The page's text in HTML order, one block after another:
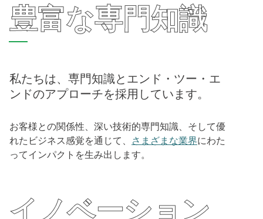
豊富な専門知識
私たちは、専門知識とエンド・ツー・エ
ンドのアプローチを採用しています。
お客様との関係性、深い技術的専門知識、そして優
れたビジネス感覚を通じて、
さまざまな業界にわた
ってインパクトを生み出します。
イノベーション